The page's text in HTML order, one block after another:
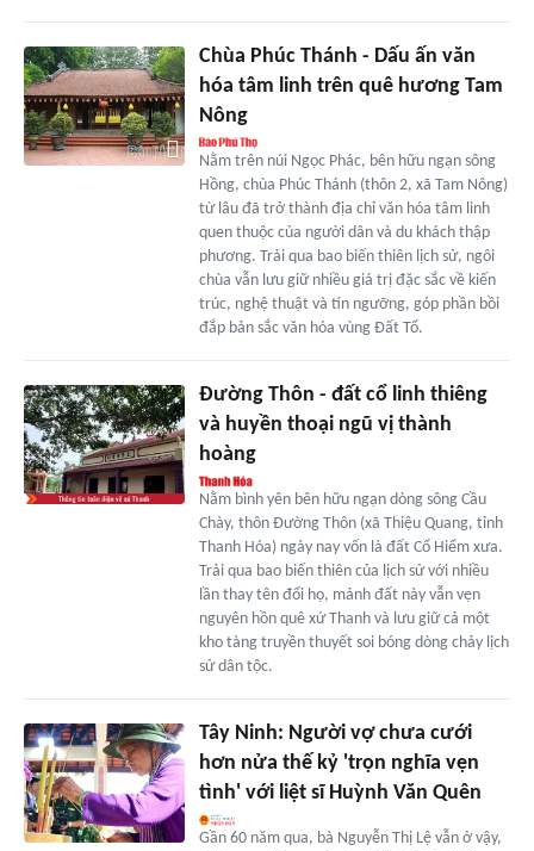
Chùa Phúc Thánh - Dấu ấn văn
hóa tâm linh trên quê hương Tam
Nông
Nằm trên núi Ngọc Phác, bên hữu ngạn sông
Hồng, chùa Phúc Thánh (thôn 2, xã Tam Nông)
từ lâu đã trở thành địa chỉ văn hóa tâm linh
quen thuộc của người dân và du khách thập
phương. Trải qua bao biến thiên lịch sử, ngôi
chùa vẫn lưu giữ nhiều giá trị đặc sắc về kiến
trúc, nghệ thuật và tín ngưỡng, góp phần bồi
đắp bản sắc văn hóa vùng Đất Tổ.
Đường Thôn - đất cổ linh thiêng
và huyền thoại ngũ vị thành
hoàng
Nằm bình yên bên hữu ngạn dòng sông Cầu
Chày, thôn Đường Thôn (xã Thiệu Quang, tỉnh
Thanh Hóa) ngày nay vốn là đất Cổ Hiểm xưa.
Trải qua bao biến thiên của lịch sử với nhiều
lần thay tên đổi họ, mảnh đất này vẫn vẹn
nguyên hồn quê xứ Thanh và lưu giữ cả một
kho tàng truyền thuyết soi bóng dòng chảy lịch
sử dân tộc.
Tây Ninh: Người vợ chưa cưới
hơn nửa thế kỷ 'trọn nghĩa vẹn
tình' với liệt sĩ Huỳnh Văn Quên
Gần 60 năm qua, bà Nguyễn Thị Lệ vẫn ở vậy,